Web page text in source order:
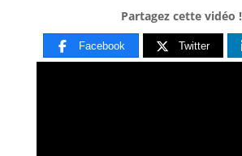
Partagez cette vidéo !
Facebook Twitter